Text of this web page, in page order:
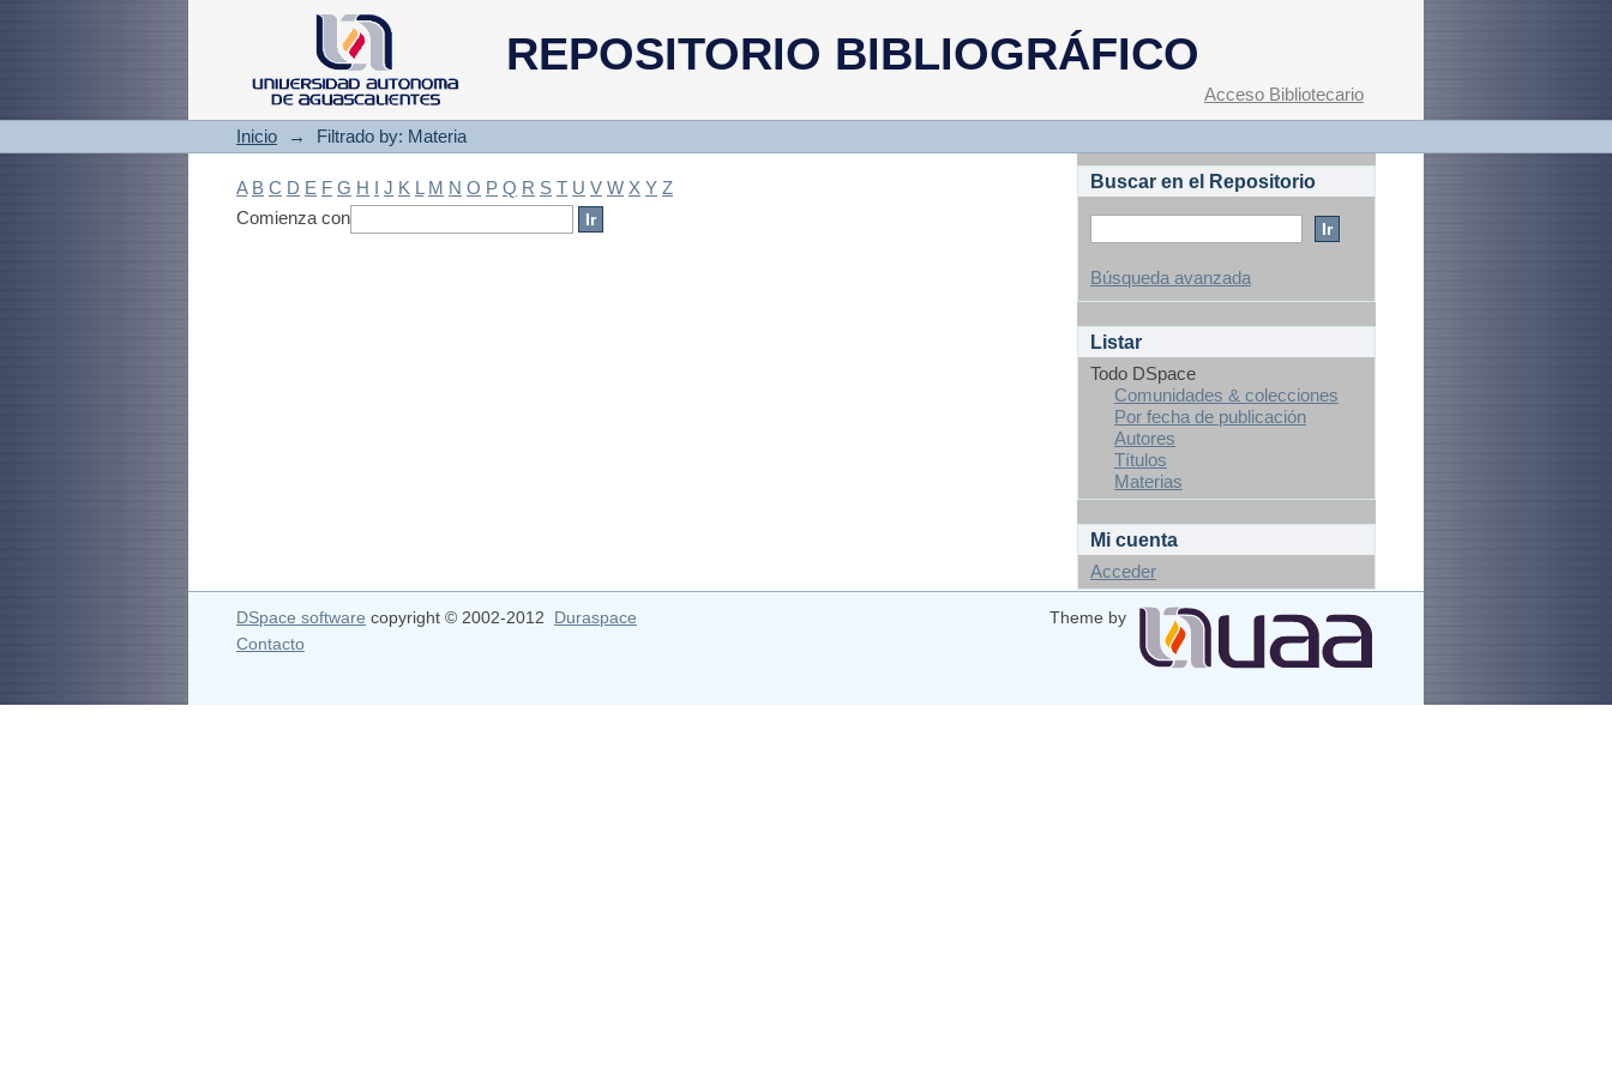
REPOSITORIO BIBLIOGRÁFICO
Filtrado by: Materia
Acceso Bibliotecario
Inicio → Filtrado by: Materia
A B C D E F G H I J K L M N O P Q R S T U V W X Y Z
Comienza con
Buscar en el Repositorio
Búsqueda avanzada
Listar
Todo DSpace
Comunidades & colecciones
Por fecha de publicación
Autores
Títulos
Materias
Mi cuenta
Acceder
DSpace software copyright © 2002-2012 Duraspace
Theme by
Contacto